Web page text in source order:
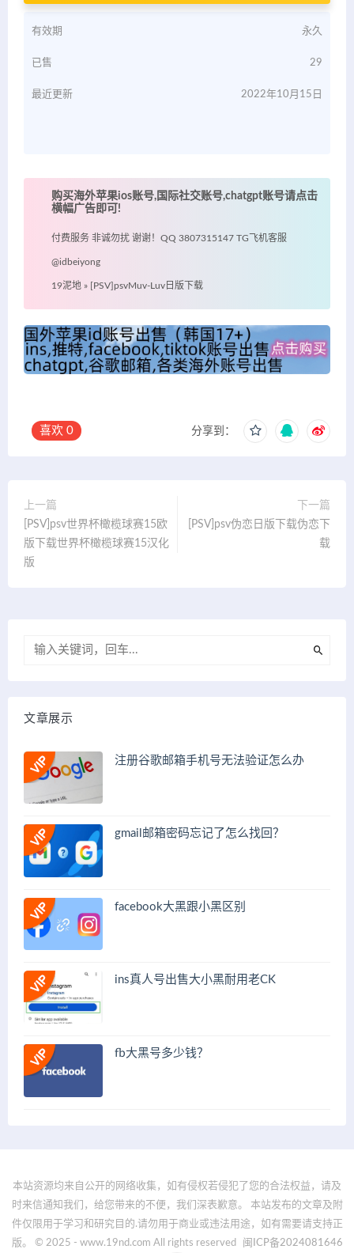
有效期 永久
已售 29
最近更新 2022年10月15日
购买海外苹果ios账号,国际社交账号,chatgpt账号请点击
横幅广告即可!
付费服务 非诚勿扰 谢谢！QQ 3807315147 TG飞机客服
@idbeiyong
19泥地 » [PSV]psvMuv-Luv日版下载
喜欢 0 分享到：
上一篇
[PSV]psv世界杯橄榄球赛15欧
版下载世界杯橄榄球赛15汉化
版
下一篇
[PSV]psv伪恋日版下载伪恋下
载
文章展示
注册谷歌邮箱手机号无法验证怎么办
gmail邮箱密码忘记了怎么找回？
facebook大黑跟小黑区别
ins真人号出售大小黑耐用老CK
fb大黑号多少钱？
本站资源均来自公开的网络收集，如有侵权若侵犯了您的合法权益，请及
时来信通知我们，给您带来的不便，我们深表歉意。 本站发布的文章及附
件仅限用于学习和研究目的.请勿用于商业或违法用途，如有需要请支持正
版。 © 2025 - www.19nd.com All rights reserved
闽ICP备2024081646